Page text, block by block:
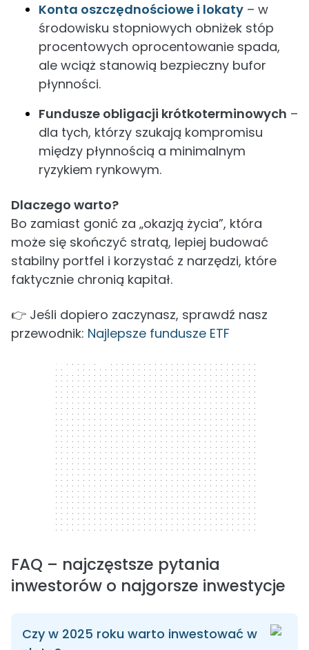
Konta oszczędnościowe i lokaty – w
środowisku stopniowych obniżek stóp
procentowych oprocentowanie spada,
ale wciąż stanowią bezpieczny bufor
płynności.
Fundusze obligacji krótkoterminowych –
dla tych, którzy szukają kompromisu
między płynnością a minimalnym
ryzykiem rynkowym.
Dlaczego warto?
Bo zamiast gonić za „okazją życia”, która
może się skończyć stratą, lepiej budować
stabilny portfel i korzystać z narzędzi, które
faktycznie chronią kapitał.
👉 Jeśli dopiero zaczynasz, sprawdź nasz
przewodnik: Najlepsze fundusze ETF
300 x 250
FAQ – najczęstsze pytania
inwestorów o najgorsze inwestycje
Czy w 2025 roku warto inwestować w